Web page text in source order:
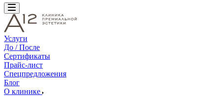
Услуги
До / После
Сертификаты
Прайс-лист
Спецпредложения
Блог
О клинике